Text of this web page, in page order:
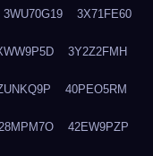
3WU70G19 3X71FE60
3Y2Z2FMH
40PEO5RM
42EW9PZP